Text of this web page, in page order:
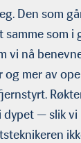
Den som
samme som i
vi nå
og mer av
dypet — slik